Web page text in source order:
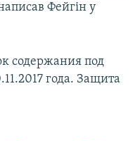
Фейгін у
содержания под
года. Защита